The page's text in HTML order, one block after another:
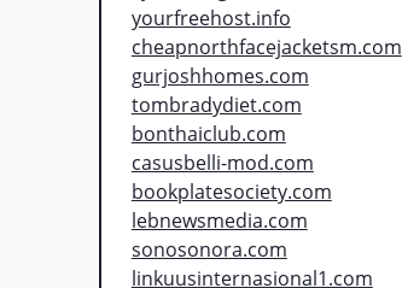
yourfreehost.info
cheapnorthfacejacketsm.com
gurjoshhomes.com
tombradydiet.com
bonthaiclub.com
casusbelli-mod.com
bookplatesociety.com
lebnewsmedia.com
sonosonora.com
linkuusinternasional1.com